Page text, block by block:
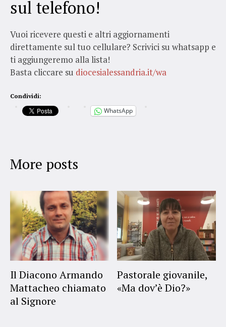
sul telefono!
Vuoi ricevere questi e altri aggiornamenti
direttamente sul tuo cellulare? Scrivici su whatsapp e
ti aggiungeremo alla lista!
Basta cliccare su diocesialessandria.it/wa
Condividi:
WhatsApp
More posts
Il Diacono Armando
Mattacheo chiamato
al Signore
Pastorale giovanile,
«Ma dov’è Dio?»